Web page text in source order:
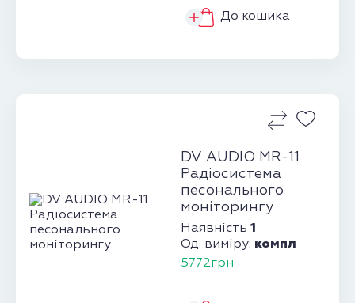
До кошика
DV AUDIO MR-11
Радіосистема
песонального
моніторингу
Наявність 1
Од. виміру: компл
5772грн